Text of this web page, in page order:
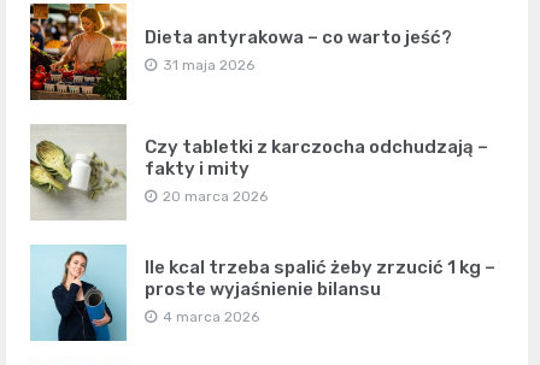
Dieta antyrakowa – co warto jeść?
31 maja 2026
Czy tabletki z karczocha odchudzają –
fakty i mity
20 marca 2026
Ile kcal trzeba spalić żeby zrzucić 1 kg –
proste wyjaśnienie bilansu
4 marca 2026